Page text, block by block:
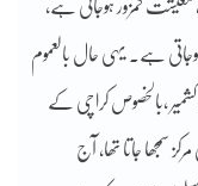
معیشت کمزور ہوجاتی ہے،
ہوجاتی ہے۔ یہی حال بالعموم
،بالخصوص کراچی کے
سمجھا جاتا تھا، آج